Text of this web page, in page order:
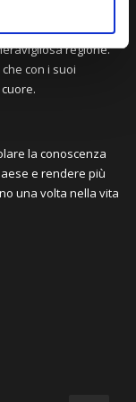
che hanno
regione.
con i suoi
la conoscenza
e rendere più
una volta nella vita